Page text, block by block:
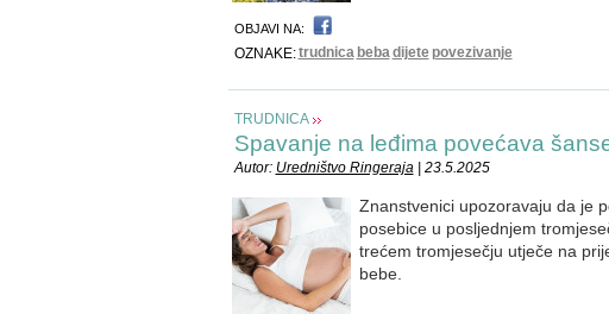
OBJAVI NA:
OZNAKE:trudnica bebadijete povezivanje
TRUDNICA
Spavanje na leđima povećava
Autor: Uredništvo Ringeraja| 23.5.2025
Znanstvenici upozoravaju da je
posebice u posljednjem
trećem tromjesečju utječe na
bebe.